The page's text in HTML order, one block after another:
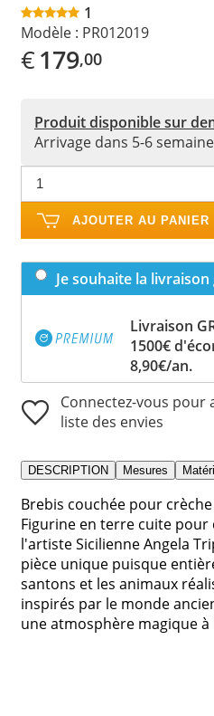
1
Modèle : PR012019
€179,00
Produit disponible sur
Arrivage dans 5-6
AJOUTER AU PANIER
Je souhaite la
Livraison
1500€
8,90€/an.
Connectez-vous
liste des envies
DESCRIPTION Mesures
Brebis couchée pour
Figurine en terre cuite pour
l'artiste Sicilienne Angela
pièce unique puisque
santons et les animaux
inspirés par le monde
une atmosphère magique à